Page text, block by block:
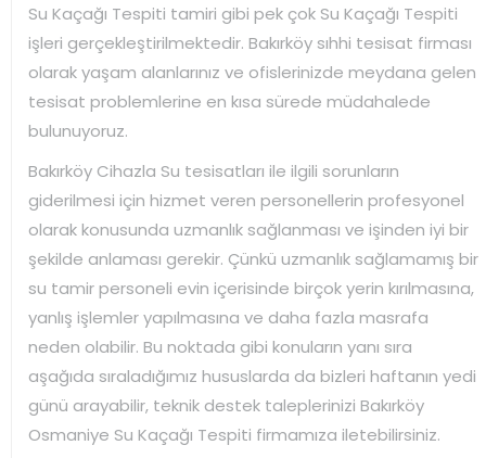
Su Kaçağı Tespiti tamiri gibi pek çok Su Kaçağı Tespiti
işleri gerçekleştirilmektedir. Bakırköy sıhhi tesisat firması
olarak yaşam alanlarınız ve ofislerinizde meydana gelen
tesisat problemlerine en kısa sürede müdahalede
bulunuyoruz.
Bakırköy Cihazla Su tesisatları ile ilgili sorunların
giderilmesi için hizmet veren personellerin profesyonel
olarak konusunda uzmanlık sağlanması ve işinden iyi bir
şekilde anlaması gerekir. Çünkü uzmanlık sağlamamış bir
su tamir personeli evin içerisinde birçok yerin kırılmasına,
yanlış işlemler yapılmasına ve daha fazla masrafa
neden olabilir. Bu noktada gibi konuların yanı sıra
aşağıda sıraladığımız hususlarda da bizleri haftanın yedi
günü arayabilir, teknik destek taleplerinizi Bakırköy
Osmaniye Su Kaçağı Tespiti firmamıza iletebilirsiniz.